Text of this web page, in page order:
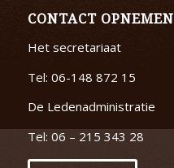
CONTACT OPNEMEN
Het secretariaat
Tel: 06-148 872 15
De Ledenadministratie
Tel: 06 – 215 343 28